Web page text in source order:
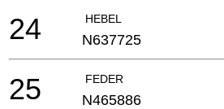
HEBEL
24 N637725
FEDER
25 N465886